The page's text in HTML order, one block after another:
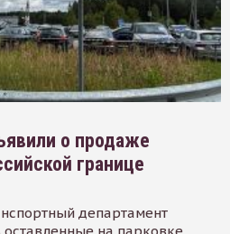
о продаже
границе
департамент